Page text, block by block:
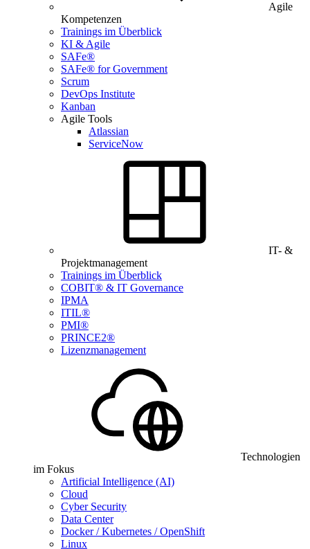
Agile
Kompetenzen
Trainings im Überblick
KI & Agile
SAFe®
SAFe® for Government
Scrum
DevOps Institute
Kanban
Agile Tools
Atlassian
ServiceNow
IT- &
Projektmanagement
Trainings im Überblick
COBIT® & IT Governance
IPMA
ITIL®
PMI®
PRINCE2®
Lizenzmanagement
Technologien
im Fokus
Artificial Intelligence (AI)
Cloud
Cyber Security
Data Center
Docker / Kubernetes / OpenShift
Linux